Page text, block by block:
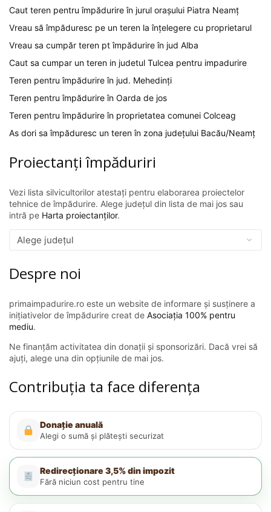
Caut teren pentru împădurire în jurul orașului Piatra Neamț
Vreau să împăduresc pe un teren la înțelegere cu proprietarul
Vreau sa cumpăr teren pt împădurire în jud Alba
Caut sa cumpar un teren in judetul Tulcea pentru impadurire
Teren pentru împădurire în jud. Mehedinți
Teren pentru împădurire în Oarda de jos
Teren pentru împădurire în proprietatea comunei Colceag
As dori sa împăduresc un teren în zona județului Bacău/Neamț
Proiectanți împăduriri
Vezi lista silvicultorilor atestați pentru elaborarea proiectelor
tehnice de împădurire. Alege județul din lista de mai jos sau
intră pe Harta proiectanților.
Despre noi
primaimpadurire.ro este un website de informare și susținere a
inițiativelor de împădurire creat de Asociația 100% pentru
mediu.
Ne finanțăm activitatea din donații și sponsorizări. Dacă vrei să
ajuți, alege una din opțiunile de mai jos.
Contribuția ta face diferența
Donație anuală
Alegi o sumă și plătești securizat
Redirecționare 3,5% din impozit
Fără niciun cost pentru tine